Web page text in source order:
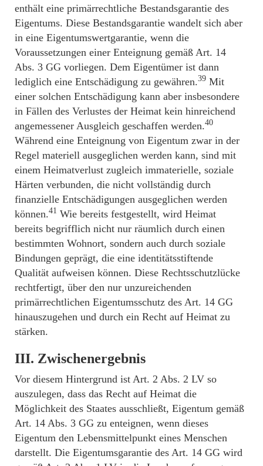
enthält eine primärrechtliche Bestandsgarantie des
Eigentums. Diese Bestandsgarantie wandelt sich aber
in eine Eigentumswertgarantie, wenn die
Voraussetzungen einer Enteignung gemäß Art. 14
Abs. 3 GG vorliegen. Dem Eigentümer ist dann
lediglich eine Entschädigung zu gewähren.39 Mit
einer solchen Entschädigung kann aber insbesondere
in Fällen des Verlustes der Heimat kein hinreichend
angemessener Ausgleich geschaffen werden.40
Während eine Enteignung von Eigentum zwar in der
Regel materiell ausgeglichen werden kann, sind mit
einem Heimatverlust zugleich immaterielle, soziale
Härten verbunden, die nicht vollständig durch
finanzielle Entschädigungen ausgeglichen werden
können.41 Wie bereits festgestellt, wird Heimat
bereits begrifflich nicht nur räumlich durch einen
bestimmten Wohnort, sondern auch durch soziale
Bindungen geprägt, die eine identitätsstiftende
Qualität aufweisen können. Diese Rechtsschutzlücke
rechtfertigt, über den nur unzureichenden
primärrechtlichen Eigentumsschutz des Art. 14 GG
hinauszugehen und durch ein Recht auf Heimat zu
stärken.
III. Zwischenergebnis
Vor diesem Hintergrund ist Art. 2 Abs. 2 LV so
auszulegen, dass das Recht auf Heimat die
Möglichkeit des Staates ausschließt, Eigentum gemäß
Art. 14 Abs. 3 GG zu enteignen, wenn dieses
Eigentum den Lebensmittelpunkt eines Menschen
darstellt. Die Eigentumsgarantie des Art. 14 GG wird